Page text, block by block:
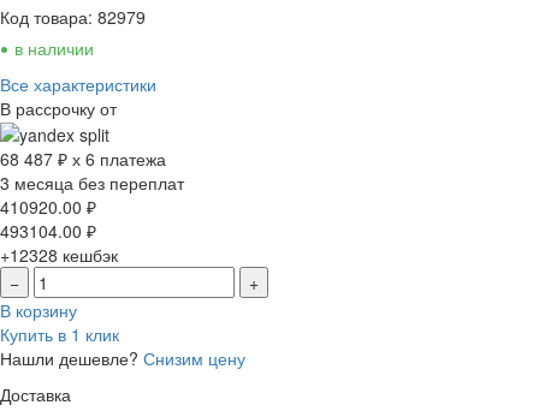
Код товара: 82979
• в наличии
Все характеристики
В рассрочку от
68 487 ₽ х 6 платежа
3 месяца без переплат
410920.00 ₽
493104.00 ₽
+12328 кешбэк
−
+
В корзину
Купить в 1 клик
Нашли дешевле? Снизим цену
Доставка